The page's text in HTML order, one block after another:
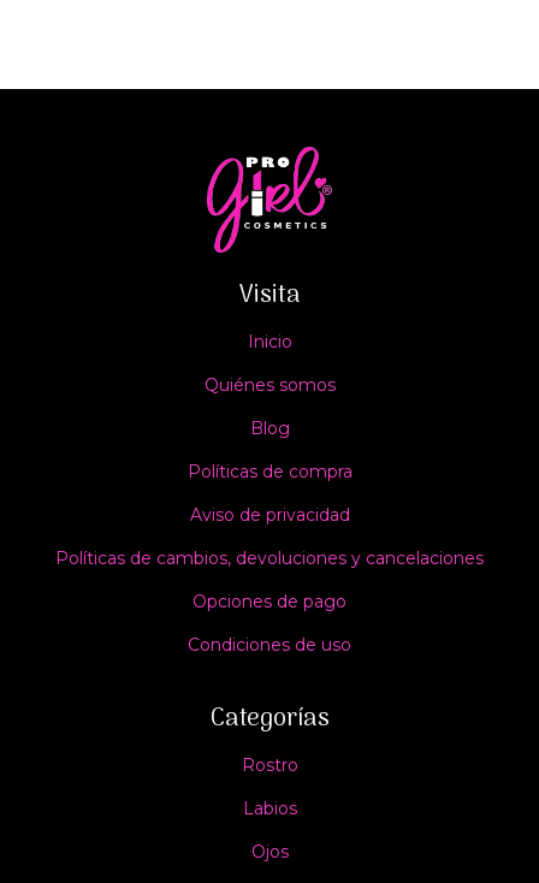
Visita
Inicio
Quiénes somos
Blog
Políticas de compra
Aviso de privacidad
Políticas de cambios, devoluciones y cancelaciones
Opciones de pago
Condiciones de uso
Categorías
Rostro
Labios
Ojos